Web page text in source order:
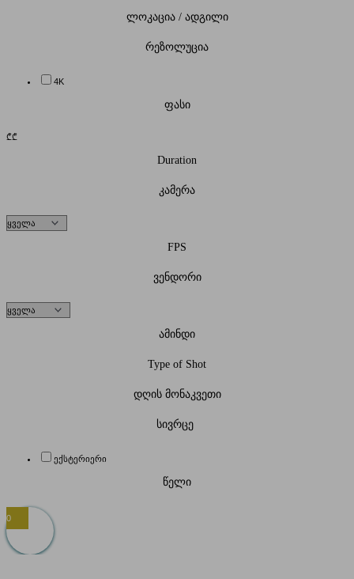
ლოკაცია / ადგილი
რეზოლუცია
4K
ფასი
₾₾
Duration
კამერა
FPS
ვენდორი
ამინდი
Type of Shot
დღის მონაკვეთი
სივრცე
ექსტერიერი
წელი
0